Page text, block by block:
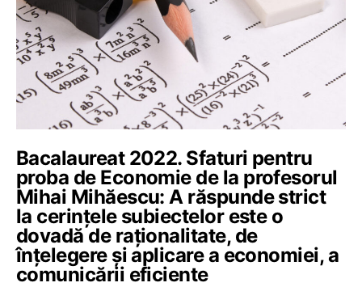
Bacalaureat 2022. Sfaturi pentru
proba de Economie de la profesorul
Mihai Mihăescu: A răspunde strict
la cerințele subiectelor este o
dovadă de raționalitate, de
înțelegere și aplicare a economiei, a
comunicării eficiente